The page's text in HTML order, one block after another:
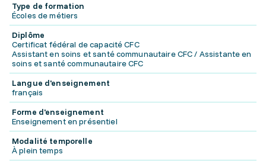
Type de formation
Écoles de métiers
Diplôme
Certificat fédéral de capacité CFC
Assistant en soins et santé communautaire CFC / Assistante en
soins et santé communautaire CFC
Langue d'enseignement
français
Forme d'enseignement
Enseignement en présentiel
Modalité temporelle
À plein temps